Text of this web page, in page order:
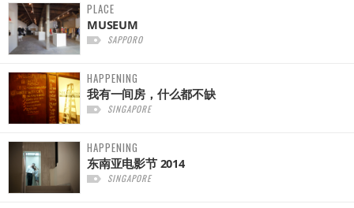
PLACE
MUSEUM
SAPPORO
HAPPENING
我有一间房，什么都不缺
SINGAPORE
HAPPENING
东南亚电影节 2014
SINGAPORE